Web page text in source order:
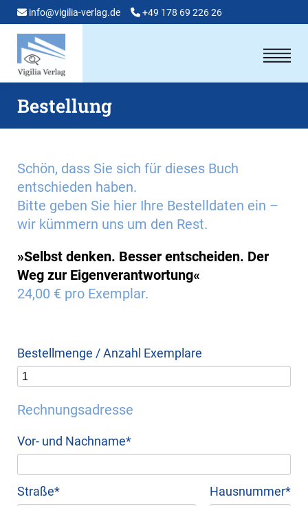
info@vigilia-verlag.de +49 178 69 226 26
Bestellung
Schön, dass Sie sich für dieses Buch
entschieden haben.
Bitte geben Sie hier Ihre Bestelldaten ein –
wir kümmern uns um den Rest.
»Selbst denken. Besser entscheiden. Der
Weg zur Eigenverantwortung«
24,00 € pro Exemplar.
Bestellmenge / Anzahl Exemplare
Rechnungsadresse
Pflichtfeld
Vor- und Nachname*
Pflichtfeld
Straße* Pflichtfeld
Hausnummer*